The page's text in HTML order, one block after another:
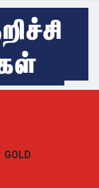
GOLD